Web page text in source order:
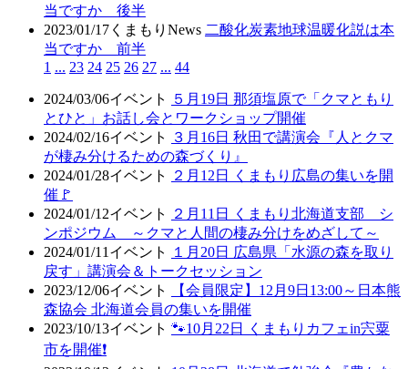
当ですか 後半
2023/01/17 くまもりNews 二酸化炭素地球温暖化説は本
当ですか 前半
1 ... 23 24 25 26 27 ... 44
2024/03/06イベント
５月19日 那須塩原で「クマともり
とひと」お話し会とワークショップ開催
2024/02/16イベント
３月16日 秋田で講演会『人とクマ
が棲み分けるための森づくり』
2024/01/28イベント
２月12日 くまもり広島の集いを開
催🚩
2024/01/12イベント
２月11日 くまもり北海道支部 シ
ンポジウム ～クマと人間の棲み分けをめざして～
2024/01/11 イベント
１月20日 広島県「水源の森を取り
戻す」講演会＆トークセッション
2023/12/06イベント
【会員限定】12月9日13:00～日本熊
森協会 北海道会員の集いを開催
2023/10/13イベント 🐾10月22日 くまもりカフェin宍粟
市を開催❗